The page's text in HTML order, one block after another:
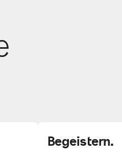
Begeistern.